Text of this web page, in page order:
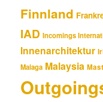
Finnland
IAD Incomings
Innenarchitektur
Malaga Malaysia